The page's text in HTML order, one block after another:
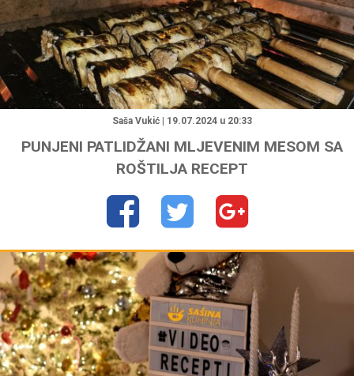
"
Saša Vukić | 19.07.2024 u 20:33
PUNJENI PATLIDŽANI MLJEVENIM MESOM SA
ROŠTILJA RECEPT
"